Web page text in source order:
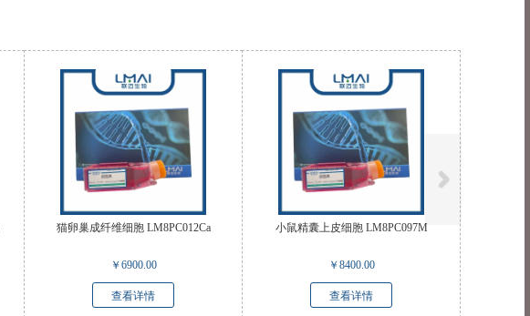
猫卵巢成纤维细胞 LM8PC012Ca
￥ 6900.00
查看详情
小鼠精囊上皮细胞 LM8PC097M
￥ 8400.00
查看详情